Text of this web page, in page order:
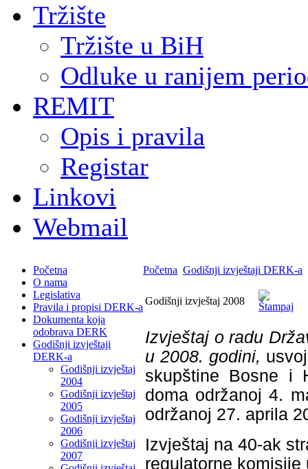
Tržište
Tržište u BiH
Odluke u ranijem
REMIT
Opis i pravila
Registar
Linkovi
Webmail
Početna
O nama
Legislativa
Pravila i propisi DERK-a
Dokumenta koja
odobrava DERK
Godišnji izvještaji
DERK-a
Godišnji izvještaj
2004
Godišnji izvještaj
2005
Godišnji izvještaj
2006
Godišnji izvještaj
2007
Početna Godišnji izvještaji DERK-a
Godišnji izvještaj 2008
Izvještaj o radu
u 2008. godini,
skupštine Bosne i
doma održanoj 4.
održanoj 27. aprila
Izvještaj na 40-ak
regulatorne